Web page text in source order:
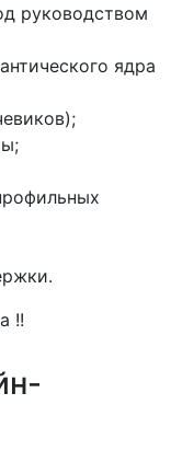
руководством
ядра
!!